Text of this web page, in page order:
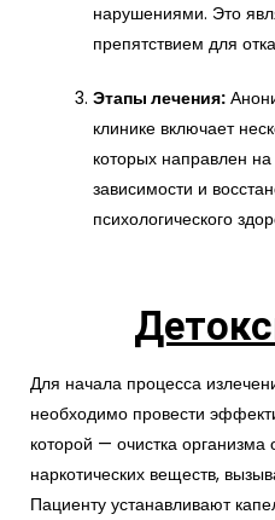
нарушениями. Это
препятствием для
Этапы лечения:
клинике включает
которых направлен
зависимости и
психологического
Для начала процесса
необходимо провести
которой — очистка организма
наркотических веществ,
Пациенту устанавливают